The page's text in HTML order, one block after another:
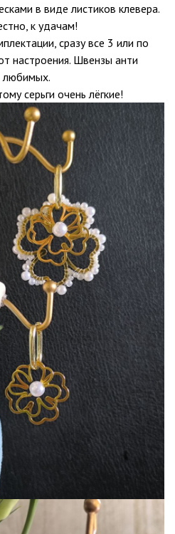
в виде листиков клевера.
к удачам!
сразу все 3 или по
настроения. Швензы анти
любимых.
серьги очень лёгкие!